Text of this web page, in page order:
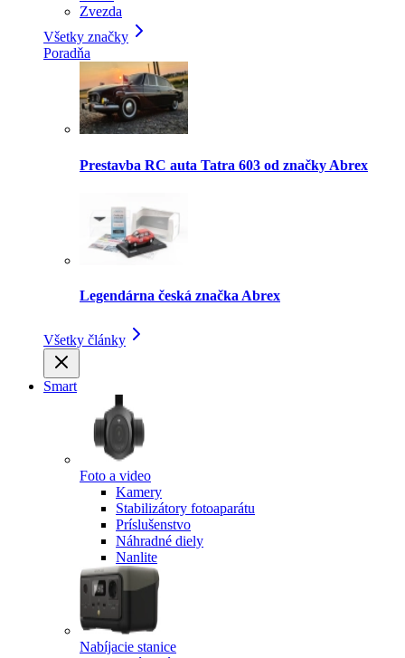
Zvezda
Všetky značky
Poradňa
Prestavba RC auta Tatra 603 od značky Abrex
Legendárna česká značka Abrex
Všetky články
Smart
Foto a video
Kamery
Stabilizátory fotoaparátu
Príslušenstvo
Náhradné diely
Nanlite
Nabíjacie stanice